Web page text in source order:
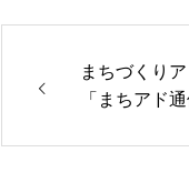
まちづくり
「まちアド